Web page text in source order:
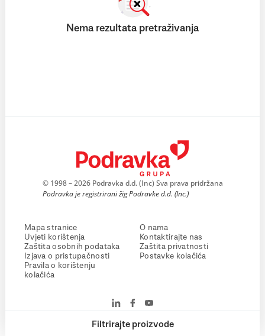
Filtrirajte proizvode
Nema rezultata pretraživanja
© 1998 – 2026 Podravka d.d. (Inc) Sva prava pridržana
Podravka je registrirani žig Podravke d.d. (Inc.)
Mapa stranice
Uvjeti korištenja
Zaštita osobnih podataka
Izjava o pristupačnosti
Pravila o korištenju
kolačića
O nama
Kontaktirajte nas
Zaštita privatnosti
Postavke kolačića